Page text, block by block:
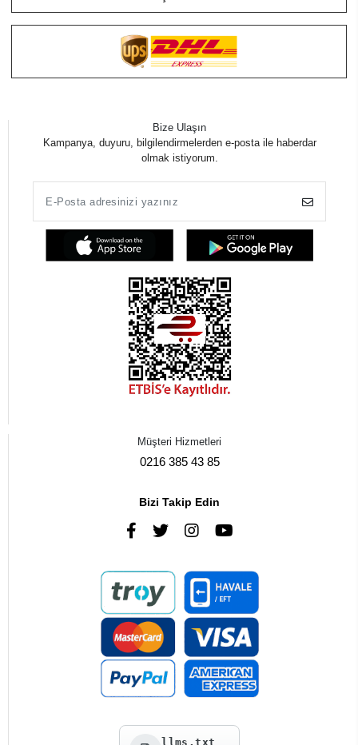
Bize Ulaşın
Kampanya, duyuru, bilgilendirmelerden e-posta ile haberdar
olmak istiyorum.
Müşteri Hizmetleri
0216 385 43 85
Bizi Takip Edin
llms.txt